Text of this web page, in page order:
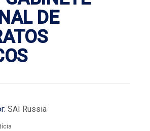
DE
SAI Russia